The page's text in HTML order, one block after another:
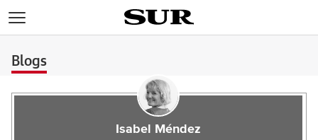
Blogs
Isabel Méndez